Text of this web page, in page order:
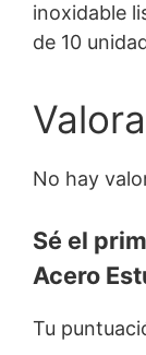
inoxidable
de 10
No hay
Sé el
Acero
Tu